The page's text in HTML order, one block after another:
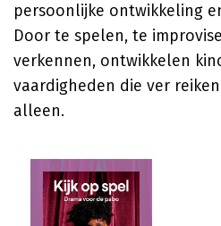
persoonlijke ontwikkeling
Door te spelen, te
verkennen, ontwikkelen
vaardigheden die ver
alleen.